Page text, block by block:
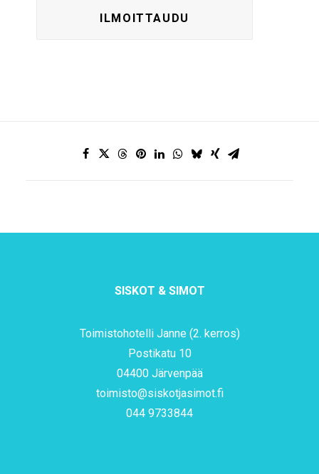
SISKOT & SIMOT
Toimistohotelli Janne (2. kerros)
Postikatu 10
04400 Järvenpää
toimisto@siskotjasimot.fi
044 9733844